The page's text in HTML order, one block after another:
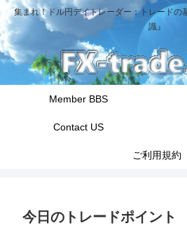
集まれ！ドル円デイトレーダー：トレードの
識』
Member BBS
Contact US
ご利用規約
今日のトレードポイント